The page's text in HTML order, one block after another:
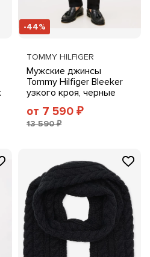
-44%
TOMMY HILFIGER
Мужские джинсы
Tommy Hilfiger Bleeker
узкого кроя, черные
от 7 590 ₽
13 590 ₽